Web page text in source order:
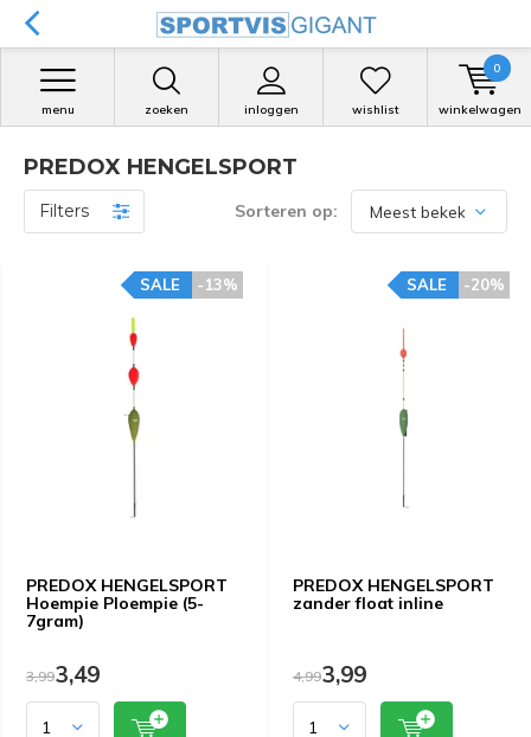
zoeken inloggen
menu wishlist winkelwagen
0
PREDOX HENGELSPORT
Filters Sorteren op:
PREDOX HENGELSPORT
Hoempie Ploempie (5-
7gram)
-13%
SALE
3,993,49
PREDOX HENGELSPORT
zander float inline
-20%
SALE
4,993,99